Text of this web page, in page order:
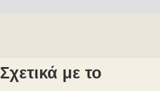
Σχετικά με το